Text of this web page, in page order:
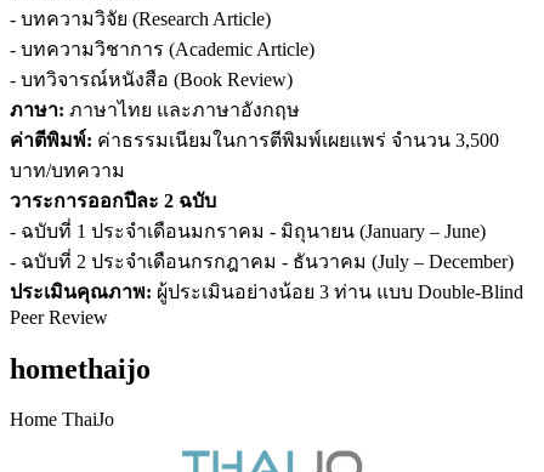
- บทความวิจัย (Research Article)
- บทความวิชาการ (Academic Article)
- บทวิจารณ์หนังสือ (Book Review)
ภาษา: ภาษาไทย และภาษาอังกฤษ
ค่าตีพิมพ์: ค่าธรรมเนียมในการตีพิมพ์เผยแพร่ จำนวน 3,500
บาท/บทความ
วาระการออกปีละ 2 ฉบับ
- ฉบับที่ 1 ประจำเดือนมกราคม - มิถุนายน (January – June)
- ฉบับที่ 2 ประจำเดือนกรกฎาคม - ธันวาคม (July – December)
ประเมินคุณภาพ: ผู้ประเมินอย่างน้อย 3 ท่าน แบบ Double-Blind
Peer Review
homethaijo
Home ThaiJo